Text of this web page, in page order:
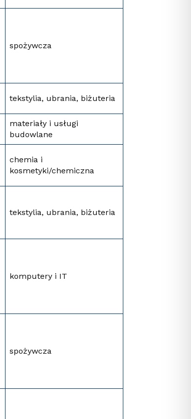
spożywcza
tekstylia, ubrania, biżuteria
materiały i usługi
budowlane
chemia i
kosmetyki/chemiczna
tekstylia, ubrania, biżuteria
komputery i IT
spożywcza